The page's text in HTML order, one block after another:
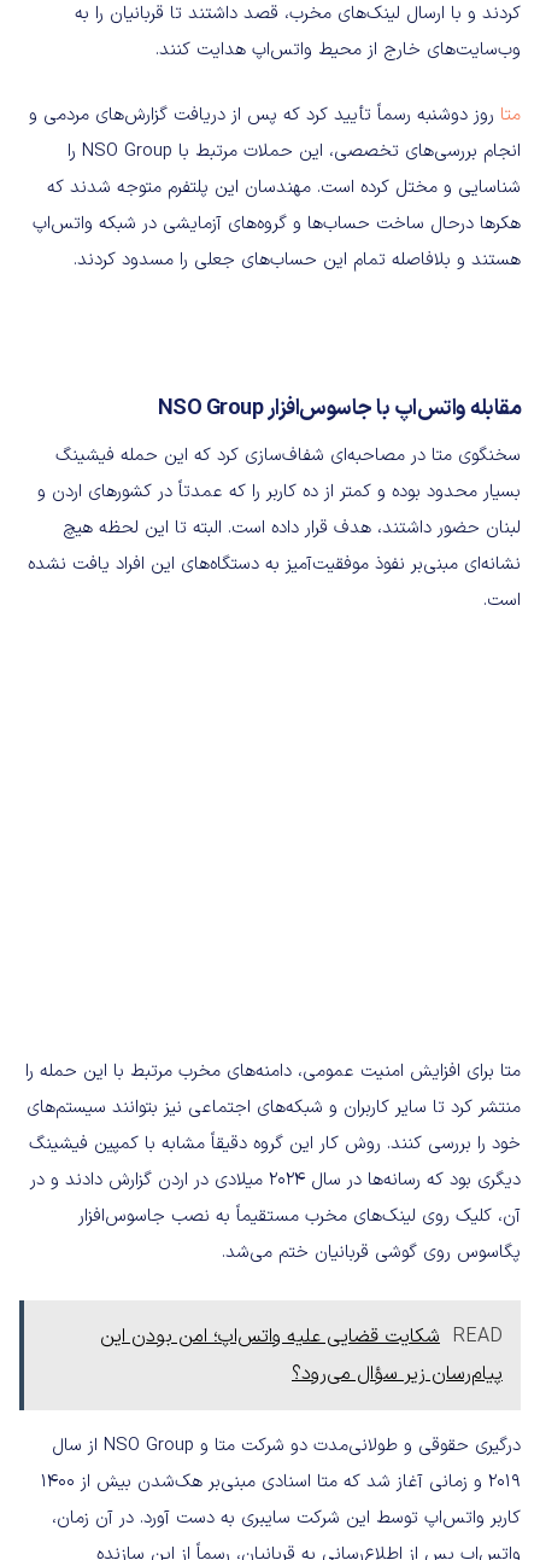
کردند و با ارسال لینک‌های مخرب، قصد داشتند تا قربانیان را به
وب‌سایت‌های خارج از محیط واتس‌اپ هدایت کنند.
متا روز دوشنبه رسماً تأیید کرد که پس از دریافت گزارش‌های مردمی و
انجام بررسی‌های تخصصی، این حملات مرتبط با NSO Group را
شناسایی و مختل کرده است. مهندسان این پلتفرم متوجه شدند که
هکرها درحال ساخت حساب‌ها و گروه‌های آزمایشی در شبکه واتس‌اپ
هستند و بلافاصله تمام این حساب‌های جعلی را مسدود کردند.
مقابله واتس‌اپ با جاسوس‌افزار NSO Group
سخنگوی متا در مصاحبه‌ای شفاف‌سازی کرد که این حمله فیشینگ
بسیار محدود بوده و کمتر از ده کاربر را که عمدتاً در کشورهای اردن و
لبنان حضور داشتند، هدف قرار داده است. البته تا این لحظه هیچ
نشانه‌ای مبنی‌بر نفوذ موفقیت‌آمیز به دستگاه‌های این افراد یافت نشده
است.
متا برای افزایش امنیت عمومی، دامنه‌های مخرب مرتبط با این حمله را
منتشر کرد تا سایر کاربران و شبکه‌های اجتماعی نیز بتوانند سیستم‌های
خود را بررسی کنند. روش کار این گروه دقیقاً مشابه با کمپین فیشینگ
دیگری بود که رسانه‌ها در سال ۲۰۲۴ میلادی در اردن گزارش دادند و در
آن، کلیک روی لینک‌های مخرب مستقیماً به نصب جاسوس‌افزار
پگاسوس روی گوشی قربانیان ختم می‌شد.
READ شکایت قضایی علیه واتس‌اپ؛ امن بودن این
پیام‌رسان زیر سؤال می‌رود؟
درگیری حقوقی و طولانی‌مدت دو شرکت متا و NSO Group از سال
۲۰۱۹ و زمانی آغاز شد که متا اسنادی مبنی‌بر هک‌شدن بیش از ۱۴۰۰
کاربر واتس‌اپ توسط این شرکت سایبری به دست آورد. در آن زمان،
واتس‌اپ پس از اطلاع‌رسانی به قربانیان، رسماً از این سازنده